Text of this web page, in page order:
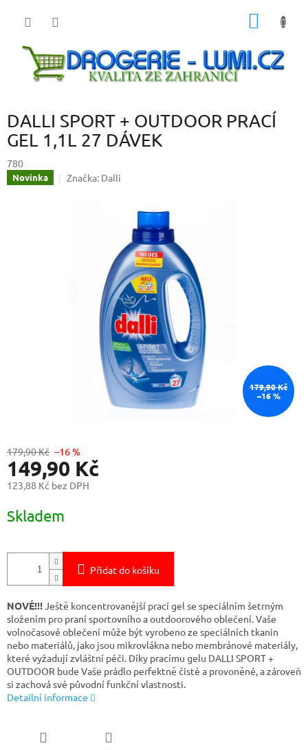
DALLI SPORT + OUTDOOR PRACÍ
GEL 1,1L 27 DÁVEK
780
Novinka Značka: Dalli
179,90 Kč
–16 %
179,90 Kč –16 %
149,90 Kč
123,88 Kč bez DPH
cena:
Skladem
Přidat do košíku
NOVÉ!!!Ještě koncentrovanější prací gel se speciálním šetrným
složením pro praní sportovního a outdoorového oblečení. Vaše
volnočasové oblečení může být vyrobeno ze speciálních tkanin
nebo materiálů, jako jsou mikrovlákna nebo membránové materiály,
které vyžadují zvláštní péči. Díky pracímu gelu DALLI SPORT +
OUTDOOR bude Vaše prádlo perfektně čisté a provoněné, a zároveň
si zachová své původní funkční vlastnosti.
Detailní informace